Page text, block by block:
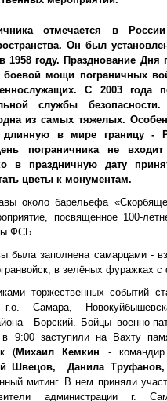
отмечается в
Он был
году. Празднование Дня
мощи пограничных
С 2003 года
службы
из самых тяжелых.
в мире границу -
пограничника не
в праздничную дату
цветы к монументам.
около барельефа
посвященное 100-
ФСБ.
была заполнена самарцами -
в зелёных фуражках с
торжественных событий
г.о. Самара,
Борский. Бойцы военно-
9:00 заступили на Вахту
(Михаил Кемкин -
Швецов, Данила Труфанов,
митинг. В нем приняли
администрации г.